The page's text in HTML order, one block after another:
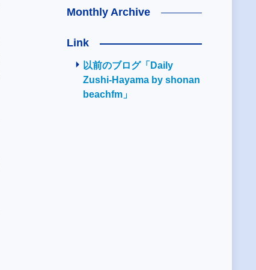
Monthly Archive
Link
以前のブログ「Daily
Zushi-Hayama by shonan
beachfm」